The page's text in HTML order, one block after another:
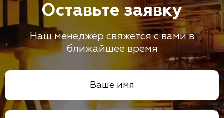
Оставьте заявку
Наш менеджер свяжется с вами в
ближайшее время